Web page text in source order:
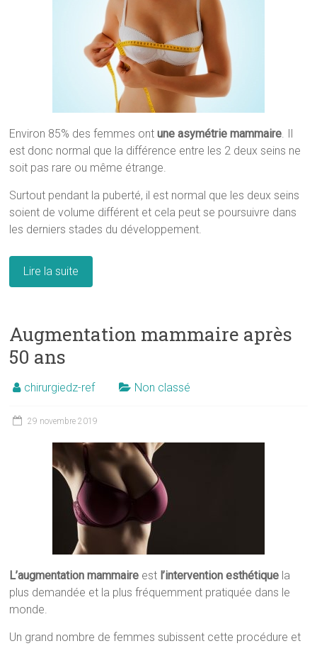
Environ 85% des femmes ontune asymétrie mammaire . Il
est donc normal que la différence entre les 2 deux seins ne
soit pas rare ou même étrange.
Surtout pendant la puberté, il est normal que les deux seins
soient de volume différent et cela peut se poursuivre dans
les derniers stades du développement.
Lire la suite
Augmentation mammaire après
50 ans
chirurgiedz-ref Non classé
29 novembre 2019
L’augmentation mammaire est l’intervention esthétique la
plus demandée et la plus fréquemment pratiquée dans le
monde.
Un grand nombre de femmes subissent cette procédure et